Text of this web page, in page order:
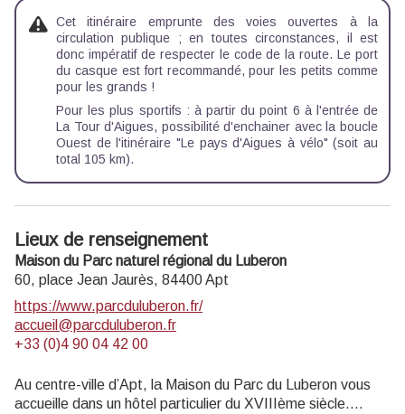
Cet itinéraire emprunte des voies ouvertes à la
circulation publique ; en toutes circonstances, il est
donc impératif de respecter le code de la route. Le port
du casque est fort recommandé, pour les petits comme
pour les grands !
Pour les plus sportifs : à partir du point 6 à l'entrée de
La Tour d'Aigues, possibilité d'enchainer avec la boucle
Ouest de l'itinéraire "Le pays d'Aigues à vélo" (soit au
total 105 km).
Lieux de renseignement
Maison du Parc naturel régional du Luberon
60, place Jean Jaurès, 84400Apt
https://www.parcduluberon.fr/
accueil@parcduluberon.fr
+33 (0)4 90 04 42 00
Au centre-ville d’Apt, la Maison du Parc du Luberon vous
accueille dans un hôtel particulier du XVIIIème siècle.